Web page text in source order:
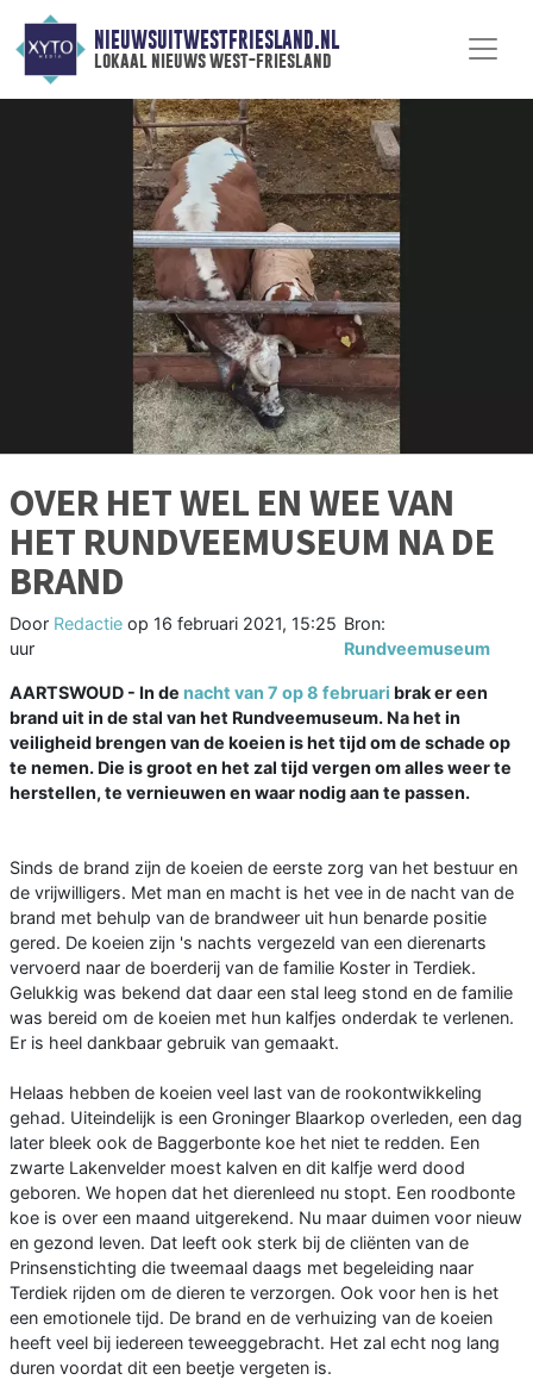
NIEUWSUITWESTFRIESLAND.NL
lokaal nieuws west-friesland
OVER HET WEL EN WEE VAN
HET RUNDVEEMUSEUM NA DE
BRAND
Door Redactie op 16 februari 2021, 15:25
uur
Bron:
Rundveemuseum
AARTSWOUD - In de nacht van 7 op 8 februari brak er een
brand uit in de stal van het Rundveemuseum. Na het in
veiligheid brengen van de koeien is het tijd om de schade op
te nemen. Die is groot en het zal tijd vergen om alles weer te
herstellen, te vernieuwen en waar nodig aan te passen.
Sinds de brand zijn de koeien de eerste zorg van het bestuur en
de vrijwilligers. Met man en macht is het vee in de nacht van de
brand met behulp van de brandweer uit hun benarde positie
gered. De koeien zijn 's nachts vergezeld van een dierenarts
vervoerd naar de boerderij van de familie Koster in Terdiek.
Gelukkig was bekend dat daar een stal leeg stond en de familie
was bereid om de koeien met hun kalfjes onderdak te verlenen.
Er is heel dankbaar gebruik van gemaakt.
Helaas hebben de koeien veel last van de rookontwikkeling
gehad. Uiteindelijk is een Groninger Blaarkop overleden, een dag
later bleek ook de Baggerbonte koe het niet te redden. Een
zwarte Lakenvelder moest kalven en dit kalfje werd dood
geboren. We hopen dat het dierenleed nu stopt. Een roodbonte
koe is over een maand uitgerekend. Nu maar duimen voor nieuw
en gezond leven. Dat leeft ook sterk bij de cliënten van de
Prinsenstichting die tweemaal daags met begeleiding naar
Terdiek rijden om de dieren te verzorgen. Ook voor hen is het
een emotionele tijd. De brand en de verhuizing van de koeien
heeft veel bij iedereen teweeggebracht. Het zal echt nog lang
duren voordat dit een beetje vergeten is.